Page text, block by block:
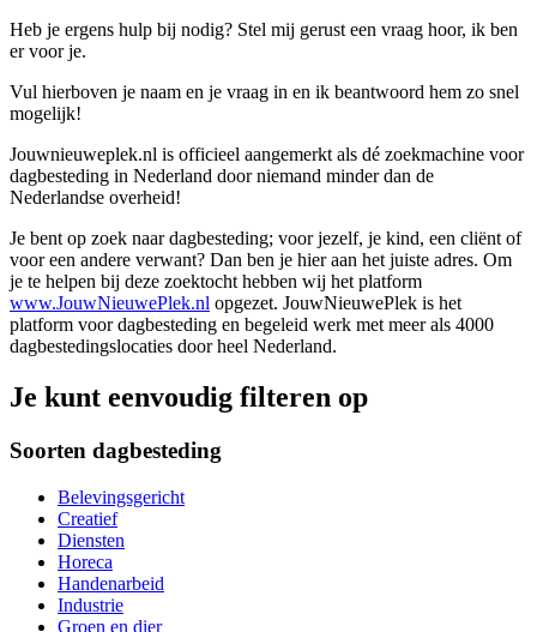
Heb je ergens hulp bij nodig? Stel mij gerust een vraag hoor, ik ben
er voor je.
Vul hierboven je naam en je vraag in en ik beantwoord hem zo snel
mogelijk!
Jouwnieuweplek.nl is officieel aangemerkt als dé zoekmachine voor
dagbesteding in Nederland door niemand minder dan de
Nederlandse overheid!
Je bent op zoek naar dagbesteding; voor jezelf, je kind, een cliënt of
voor een andere verwant? Dan ben je hier aan het juiste adres. Om
je te helpen bij deze zoektocht hebben wij het platform
www.JouwNieuwePlek.nl opgezet. JouwNieuwePlek is het
platform voor dagbesteding en begeleid werk met meer als 4000
dagbestedingslocaties door heel Nederland.
Je kunt eenvoudig filteren op
Soorten dagbesteding
Belevingsgericht
Creatief
Diensten
Horeca
Handenarbeid
Industrie
Groen en dier